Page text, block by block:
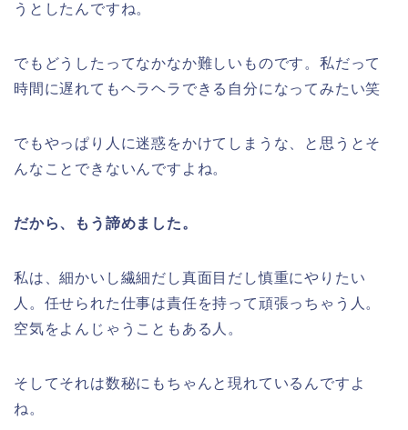
うとしたんですね。
でもどうしたってなかなか難しいものです。私だって
時間に遅れてもヘラヘラできる自分になってみたい笑
でもやっぱり人に迷惑をかけてしまうな、と思うとそ
んなことできないんですよね。
だから、もう諦めました。
私は、細かいし繊細だし真面目だし慎重にやりたい
人。任せられた仕事は責任を持って頑張っちゃう人。
空気をよんじゃうこともある人。
そしてそれは数秘にもちゃんと現れているんですよ
ね。